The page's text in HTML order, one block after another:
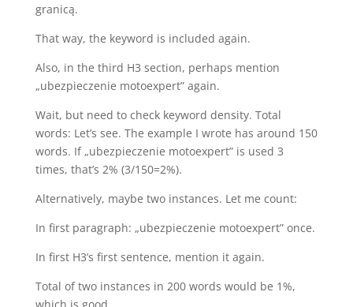
granicą.
That way, the keyword is included again.
Also, in the third H3 section, perhaps mention
„ubezpieczenie motoexpert” again.
Wait, but need to check keyword density. Total
words: Let’s see. The example I wrote has around 150
words. If „ubezpieczenie motoexpert” is used 3
times, that’s 2% (3/150=2%).
Alternatively, maybe two instances. Let me count:
In first paragraph: „ubezpieczenie motoexpert” once.
In first H3’s first sentence, mention it again.
Total of two instances in 200 words would be 1%,
which is good.